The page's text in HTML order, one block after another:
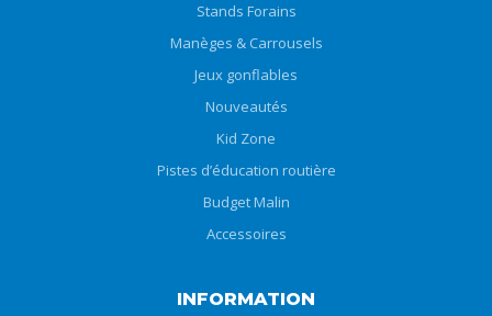
Stands Forains
Manèges & Carrousels
Jeux gonflables
Nouveautés
Kid Zone
Pistes d’éducation routière
Budget Malin
Accessoires
INFORMATION